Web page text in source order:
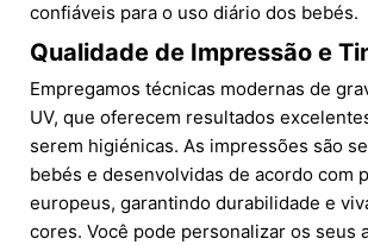
confiáveis para o uso diário dos bebés.
Qualidade de Impressão e
Empregamos técnicas modernas de
UV, que oferecem resultados
serem higiénicas. As impressões são
bebés e desenvolvidas de acordo com
europeus, garantindo durabilidade e
cores. Você pode personalizar os seus